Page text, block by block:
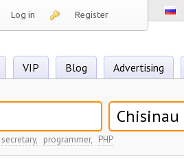
Log in Register
VIP Blog Advertising
Chisinau
secretary, programmer, PHP